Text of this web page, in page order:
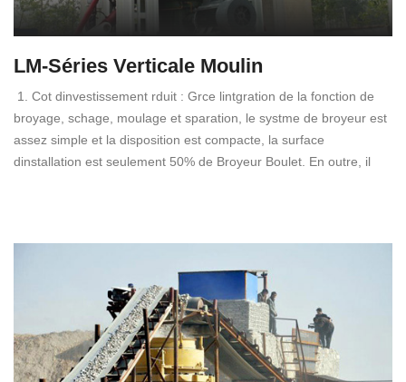
LM-Séries Verticale Moulin
1. Cot dinvestissement rduit : Grce lintgration de la fonction de
broyage, schage, moulage et sparation, le systme de broyeur est
assez simple et la disposition est compacte, la surface
dinstallation est seulement 50% de Broyeur Boulet. En outre, il